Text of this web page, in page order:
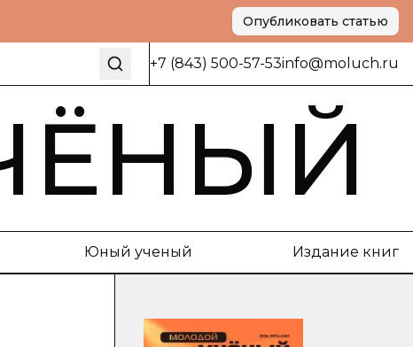
Опубликовать статью
+7 (843) 500-57-53info@moluch.ru
Юный ученый Издание книг